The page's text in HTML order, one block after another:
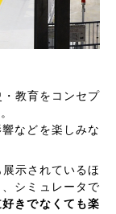
教育をコンセプ
などを楽しみな
示されているほ
シミュレータで
好きでなくても楽